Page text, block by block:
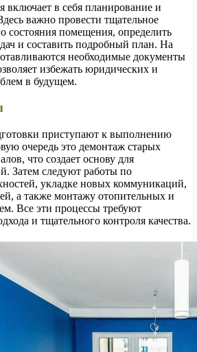
включает в себя планирование и
важно провести тщательное
состояния помещения, определить
и составить подробный план. На
необходимые документы
избежать юридических и
в будущем.
приступают к выполнению
очередь это демонтаж старых
что создает основу для
Затем следуют работы по
укладке новых коммуникаций,
а также монтажу отопительных и
Все эти процессы требуют
и тщательного контроля качества.